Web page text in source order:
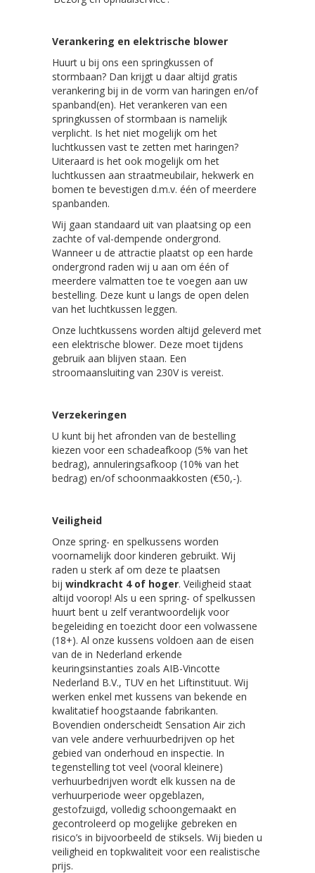
Verankering en elektrische blower
Huurt u bij ons een springkussen of
stormbaan? Dan krijgt u daar altijd gratis
verankering bij in de vorm van haringen en/of
spanband(en). Het verankeren van een
springkussen of stormbaan is namelijk
verplicht. Is het niet mogelijk om het
luchtkussen vast te zetten met haringen?
Uiteraard is het ook mogelijk om het
luchtkussen aan straatmeubilair, hekwerk en
bomen te bevestigen d.m.v. één of meerdere
spanbanden.
Wij gaan standaard uit van plaatsing op een
zachte of val-dempende ondergrond.
Wanneer u de attractie plaatst op een harde
ondergrond raden wij u aan om één of
meerdere valmatten toe te voegen aan uw
bestelling. Deze kunt u langs de open delen
van het luchtkussen leggen.
Onze luchtkussens worden altijd geleverd met
een elektrische blower. Deze moet tijdens
gebruik aan blijven staan. Een
stroomaansluiting van 230V is vereist.
Verzekeringen
U kunt bij het afronden van de bestelling
kiezen voor een schadeafkoop (5% van het
bedrag), annuleringsafkoop (10% van het
bedrag) en/of schoonmaakkosten (€50,-).
Veiligheid
Onze spring- en spelkussens worden
voornamelijk door kinderen gebruikt. Wij
raden u sterk af om deze te plaatsen
bij windkracht 4 of hoger. Veiligheid staat
altijd voorop! Als u een spring- of spelkussen
huurt bent u zelf verantwoordelijk voor
begeleiding en toezicht door een volwassene
(18+). Al onze kussens voldoen aan de eisen
van de in Nederland erkende
keuringsinstanties zoals AIB-Vincotte
Nederland B.V., TUV en het Liftinstituut. Wij
werken enkel met kussens van bekende en
kwalitatief hoogstaande fabrikanten.
Bovendien onderscheidt Sensation Air zich
van vele andere verhuurbedrijven op het
gebied van onderhoud en inspectie. In
tegenstelling tot veel (vooral kleinere)
verhuurbedrijven wordt elk kussen na de
verhuurperiode weer opgeblazen,
gestofzuigd, volledig schoongemaakt en
gecontroleerd op mogelijke gebreken en
risico’s in bijvoorbeeld de stiksels. Wij bieden u
veiligheid en topkwaliteit voor een realistische
prijs.